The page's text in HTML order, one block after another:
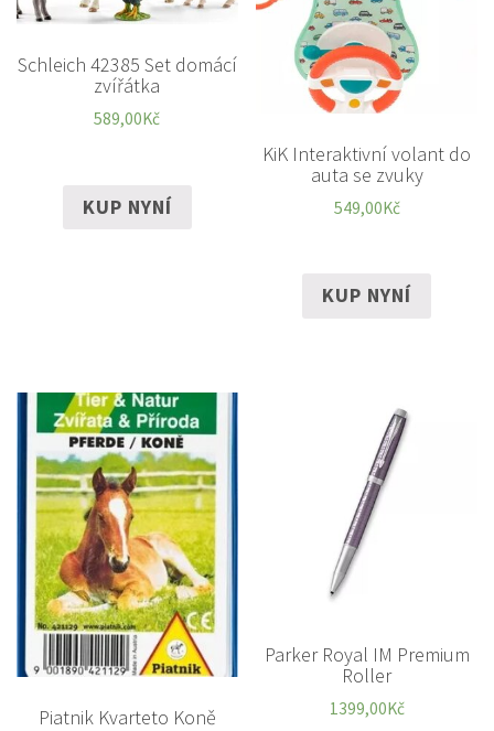
Schleich 42385 Set domácí
zvířátka
589,00Kč
KUP NYNÍ
KiK Interaktivní volant do
auta se zvuky
549,00Kč
KUP NYNÍ
Piatnik Kvarteto Koně
Parker Royal IM Premium
Roller
1399,00Kč